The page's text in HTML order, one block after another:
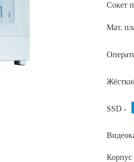
Сокет
Мат.
SSD -
Корпус